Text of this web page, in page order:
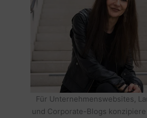
Für Unternehmenswebsites,
und Corporate-Blogs